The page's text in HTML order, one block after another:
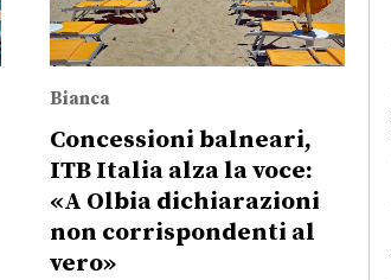
Bianca
Concessioni balneari,
ITB Italia alza la voce:
«A Olbia dichiarazioni
non corrispondenti al
vero»